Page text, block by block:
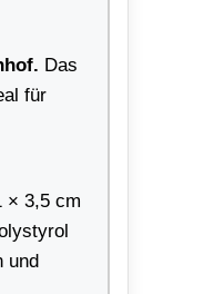
Das
für
× 3,5 cm
und